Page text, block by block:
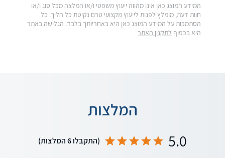
המידע המוצג כאן אינו מהווה ייעוץ משפטי ו/או המלצה מכל סוג ו/או
חוות דעת, מומלץ לפנות לייעוץ מקצועי טרם נקיטת כל הליך. כל
הסתמכות על המידע המוצג כאן היא באחריותך בלבד. הגלישה באתר
היא בכפוף לתקנון האתר
המלצות
5.0 (התקבלו 6 המלצות)